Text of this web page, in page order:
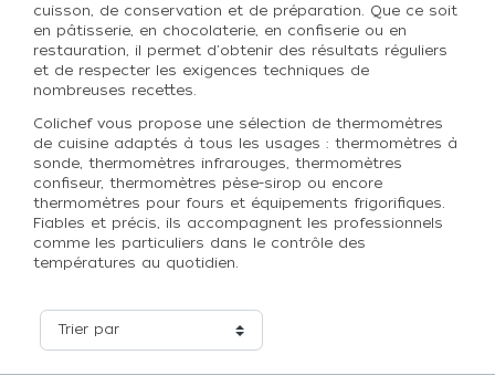
cuisson, de conservation et de préparation. Que ce soit
en pâtisserie, en chocolaterie, en confiserie ou en
restauration, il permet d'obtenir des résultats réguliers
et de respecter les exigences techniques de
nombreuses recettes.
Colichef vous propose une sélection de thermomètres
de cuisine adaptés à tous les usages : thermomètres à
sonde, thermomètres infrarouges, thermomètres
confiseur, thermomètres pèse-sirop ou encore
thermomètres pour fours et équipements frigorifiques.
Fiables et précis, ils accompagnent les professionnels
comme les particuliers dans le contrôle des
températures au quotidien.
Trier par